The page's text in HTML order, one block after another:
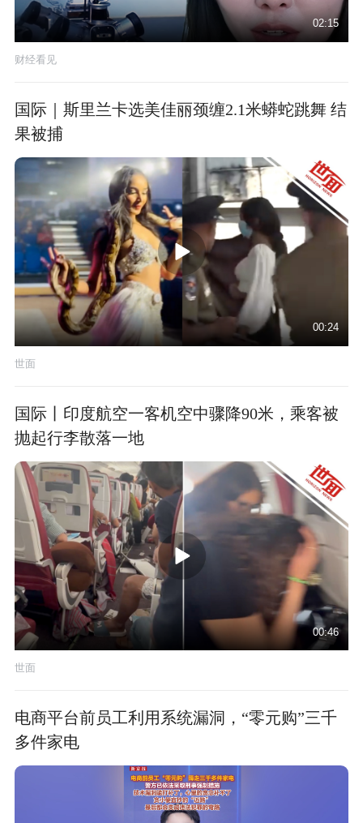
02:15
财经看见
国际｜斯里兰卡选美佳丽颈缠2.1米蟒蛇跳舞 结
果被捕
00:24
世面
国际丨印度航空一客机空中骤降90米，乘客被
抛起行李散落一地
00:46
世面
电商平台前员工利用系统漏洞，“零元购”三千
多件家电